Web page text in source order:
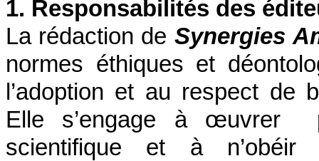
1. Responsabilités des
La rédaction de Synergies
normes éthiques et
l’adoption et au respect de
Elle s’engage à œuvrer
scientifique et à